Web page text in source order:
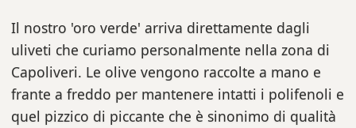
Il nostro 'oro verde' arriva direttamente dagli
uliveti che curiamo personalmente nella zona di
Capoliveri. Le olive vengono raccolte a mano e
frante a freddo per mantenere intatti i polifenoli e
quel pizzico di piccante che è sinonimo di qualità